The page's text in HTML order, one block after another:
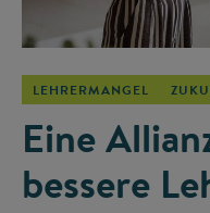
LEHRERMANGEL
Eine
bessere